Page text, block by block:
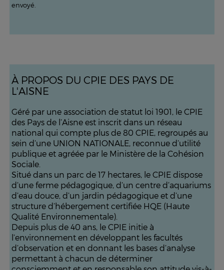
envoyé.
À PROPOS DU CPIE DES PAYS DE
L'AISNE
Géré par une association de statut loi 1901, le CPIE
des Pays de l’Aisne est inscrit dans un réseau
national qui compte plus de 80 CPIE, regroupés au
sein d’une UNION NATIONALE, reconnue d’utilité
publique et agréée par le Ministère de la Cohésion
Sociale.
Situé dans un parc de 17 hectares, le CPIE dispose
d’une ferme pédagogique, d’un centre d’aquariums
d’eau douce, d’un jardin pédagogique et d’une
structure d’hébergement certifiée HQE (Haute
Qualité Environnementale).
Depuis plus de 40 ans, le CPIE initie à
l’environnement en développant les facultés
d’observation et en donnant les bases d’analyse
permettant à chacun de déterminer